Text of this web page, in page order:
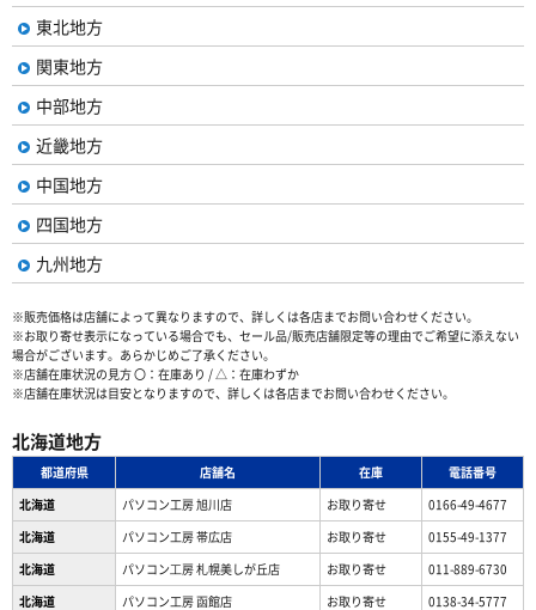
東北地方
関東地方
中部地方
近畿地方
中国地方
四国地方
九州地方
※販売価格は店舗によって異なりますので、詳しくは各店までお問い合わせください。
※お取り寄せ表示になっている場合でも、セール品/販売店舗限定等の理由でご希望に添えない
場合がございます。あらかじめご了承ください。
※店舗在庫状況の見方 〇：在庫あり / △：在庫わずか
※店舗在庫状況は目安となりますので、詳しくは各店までお問い合わせください。
北海道地方
都道府県 店舗名 在庫
電話番号
北海道
パソコン工房 旭川店 お取り寄せ
0166-49-4677
北海道
パソコン工房 帯広店 お取り寄せ
0155-49-1377
北海道
パソコン⼯房 札幌美しが丘店 お取り寄せ
011-889-6730
北海道
パソコン工房 函館店 お取り寄せ 0138-34-5777